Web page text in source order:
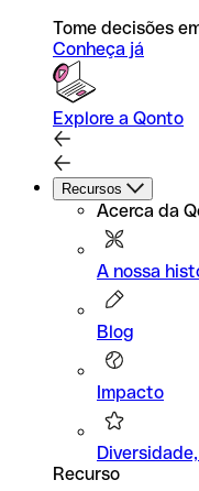
Tome decisões
Conheça já
Explore a Qonto
Recursos
Acerca da
A nossa
Blog
Impacto
Recurso